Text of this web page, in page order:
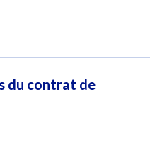
du contrat de